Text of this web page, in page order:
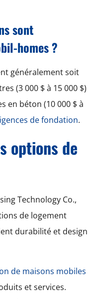
sont
homes ?
généralement soit
(3 000 $ à 15 000 $)
en béton (10 000 $ à
de fondation.
options de
Technology Co.,
de logement
durabilité et design
de maisons mobiles
et services.